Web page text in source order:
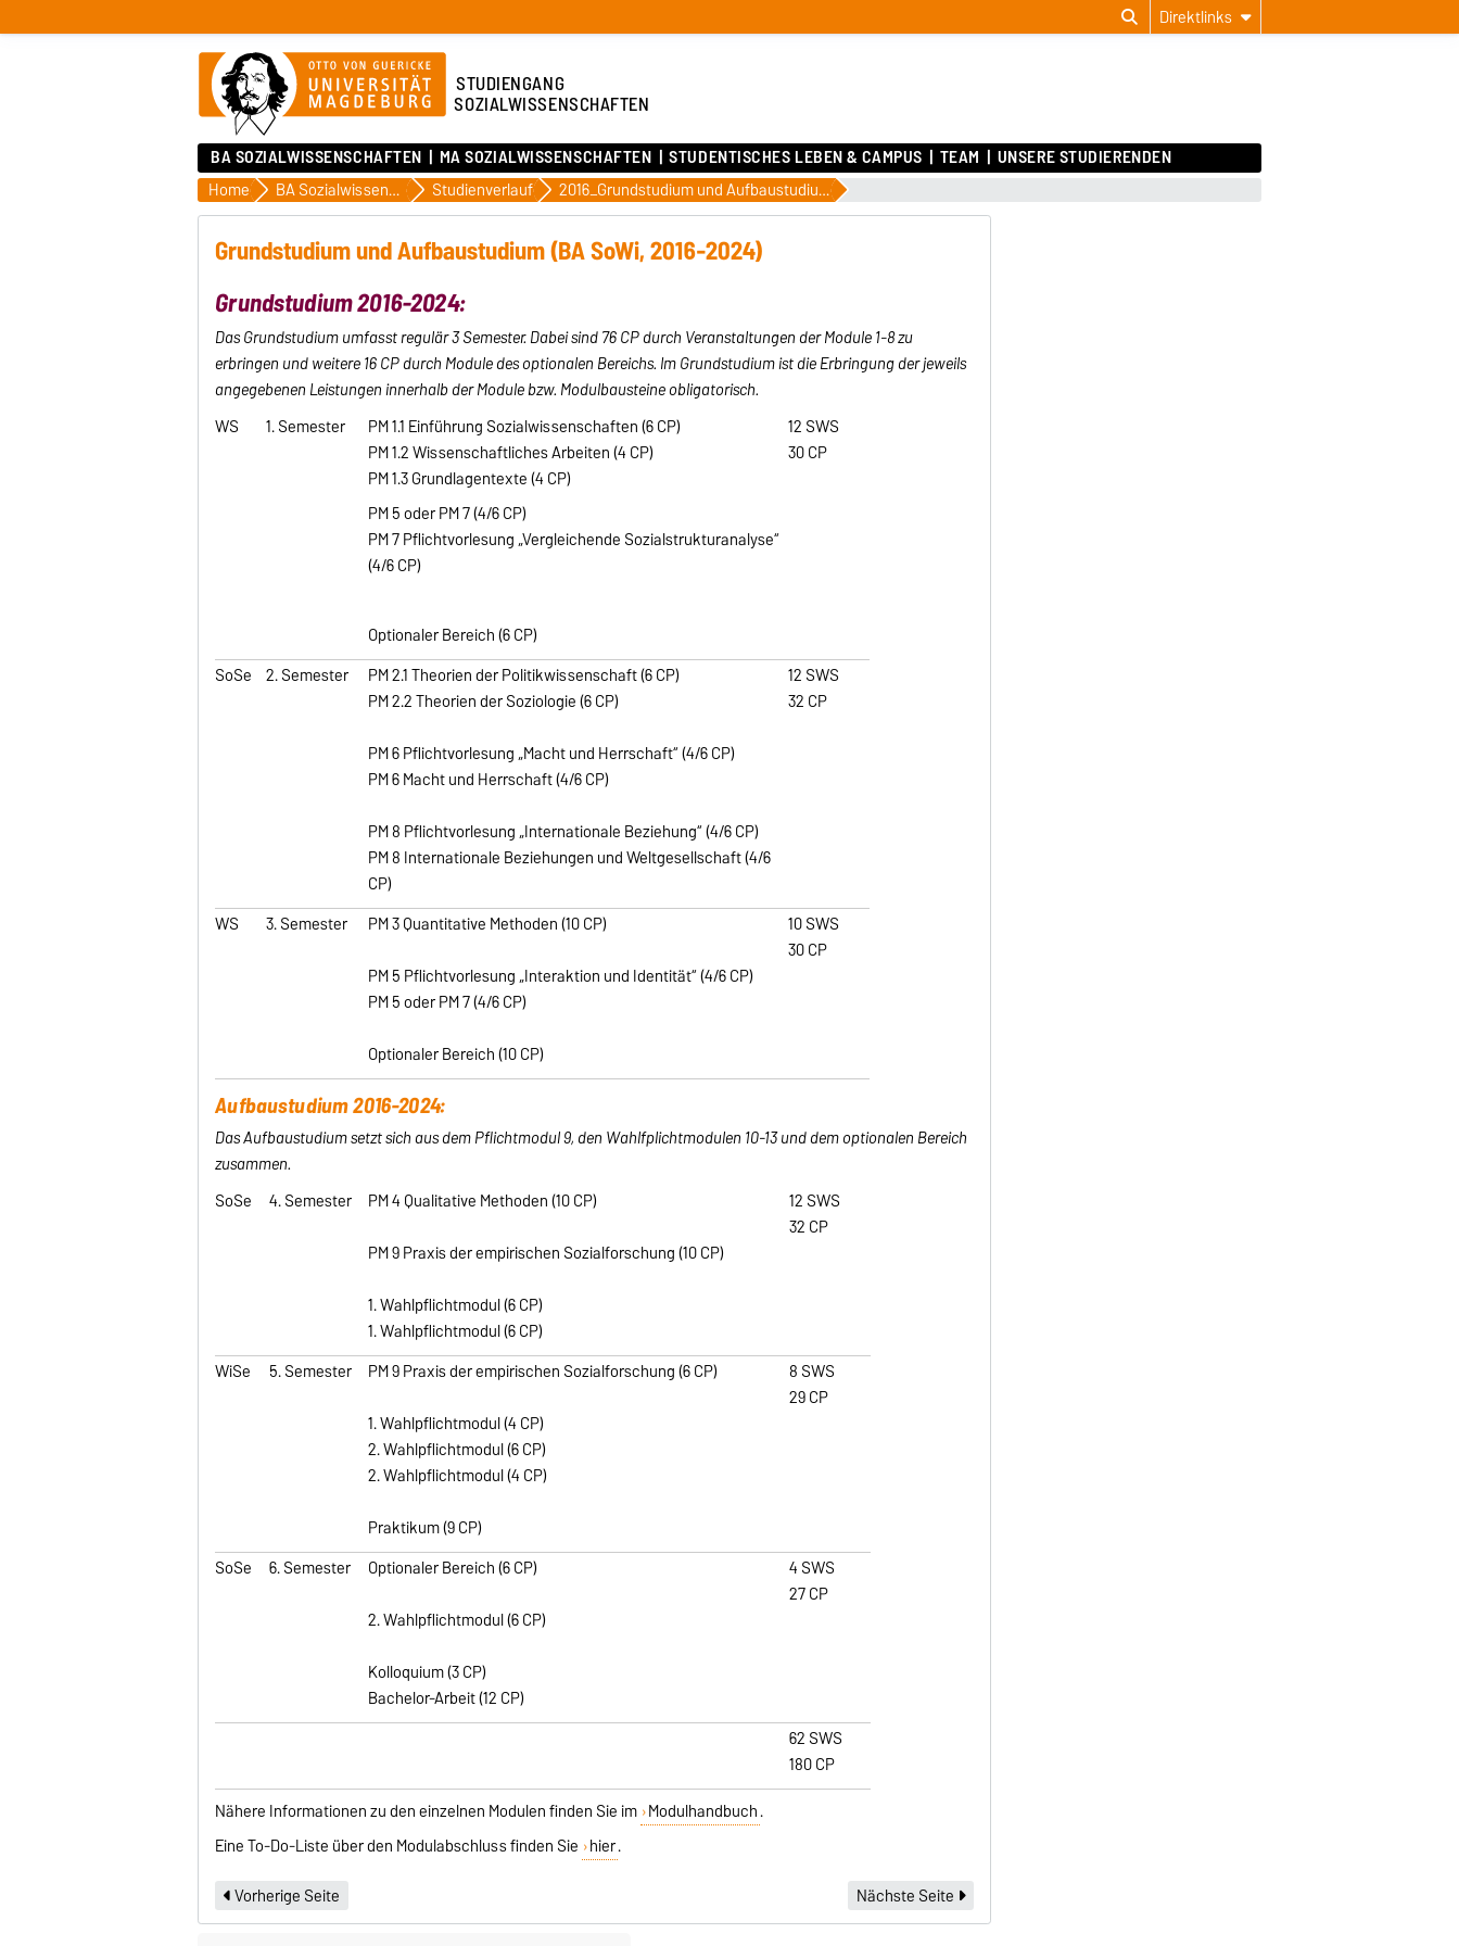
Direktlinks
STUDIENGANG
SOZIALWISSENSCHAFTEN
BA SOZIALWISSENSCHAFTEN MA SOZIALWISSENSCHAFTEN STUDENTISCHES LEBEN & CAMPUS TEAM UNSERE STUDIERENDEN
Home BA Sozialwissenschaften Studienverlauf 2016_Grundstudium und Aufbaustudium (BA SoWi)
Grundstudium und Aufbaustudium (BA SoWi, 2016-2024)
Grundstudium 2016-2024:
Das Grundstudium umfasst regulär 3 Semester. Dabei sind 76 CP durch Veranstaltungen der Module 1-8 zu
erbringen und weitere 16 CP durch Module des optionalen Bereichs. Im Grundstudium ist die Erbringung der jeweils
angegebenen Leistungen innerhalb der Module bzw. Modulbausteine obligatorisch.
WS
1. Semester
PM 1.1 Einführung Sozialwissenschaften (6 CP)
PM 1.2 Wissenschaftliches Arbeiten (4 CP)
PM 1.3 Grundlagentexte (4 CP)
PM 5 oder PM 7 (4/6 CP)
PM 7 Pflichtvorlesung „Vergleichende Sozialstrukturanalyse“
(4/6 CP)
Optionaler Bereich (6 CP)
12 SWS
30 CP
SoSe 2. Semester
PM 2.1 Theorien der Politikwissenschaft (6 CP)
PM 2.2 Theorien der Soziologie (6 CP)
PM 6 Pflichtvorlesung „Macht und Herrschaft“ (4/6 CP)
PM 6 Macht und Herrschaft (4/6 CP)
PM 8 Pflichtvorlesung „Internationale Beziehung“ (4/6 CP)
PM 8 Internationale Beziehungen und Weltgesellschaft (4/6
CP)
12 SWS
32 CP
WS 3. Semester
PM 3 Quantitative Methoden (10 CP)
PM 5 Pflichtvorlesung „Interaktion und Identität“ (4/6 CP)
PM 5 oder PM 7 (4/6 CP)
Optionaler Bereich (10 CP)
10 SWS
30 CP
Aufbaustudium 2016-2024:
Das Aufbaustudium setzt sich aus dem Pflichtmodul 9, den Wahlfplichtmodulen 10-13 und dem optionalen Bereich
zusammen.
SoSe
4. Semester
PM 4 Qualitative Methoden (10 CP)
PM 9 Praxis der empirischen Sozialforschung (10 CP)
1. Wahlpflichtmodul (6 CP)
1. Wahlpflichtmodul (6 CP)
12 SWS
32 CP
WiSe 5. Semester
PM 9 Praxis der empirischen Sozialforschung (6 CP)
1. Wahlpflichtmodul (4 CP)
2. Wahlpflichtmodul (6 CP)
2. Wahlpflichtmodul (4 CP)
Praktikum (9 CP)
8 SWS
29 CP
SoSe 6. Semester
Optionaler Bereich (6 CP)
2. Wahlpflichtmodul (6 CP)
Kolloquium (3 CP)
Bachelor-Arbeit (12 CP)
4 SWS
27 CP
62 SWS
180 CP
Nähere Informationen zu den einzelnen Modulen finden Sie im Modulhandbuch.
Eine To-Do-Liste über den Modulabschluss finden Sie hier.
Vorherige Seite
Nächste Seite